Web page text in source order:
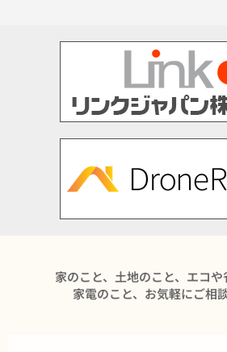
家のこと、土地のこと、エコや
家電のこと、お気軽にご相